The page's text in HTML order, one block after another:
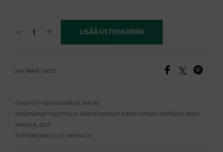
LISÄÄ OSTOSKORIIN
JAA TÄMÄ TUOTE
OSASTOT: HARTAUSKIRJAT , KIRJAT
AVAINSANAT TUOTTEELLE HARTAUSKIRJAT , KAIKKI SYNNIT ANTEEKSI , REIJO
ARKKILA, SLEY
TUOTEMERKKI: SLEY-MEDIA OY